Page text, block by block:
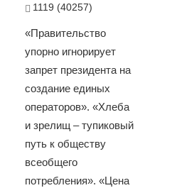
1119 (40257)
«Правительство
упорно игнорирует
запрет президента на
создание единых
операторов». «Хлеба
и зрелищ – тупиковый
путь к обществу
всеобщего
потребления». «Цена